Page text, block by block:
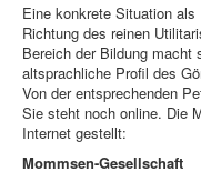
Eine konkrete Situation
Richtung des reinen
Bereich der Bildung macht
altsprachliche Profil des
Von der entsprechenden
Sie steht noch online. Die
Internet gestellt:
Mommsen-Gesellschaft